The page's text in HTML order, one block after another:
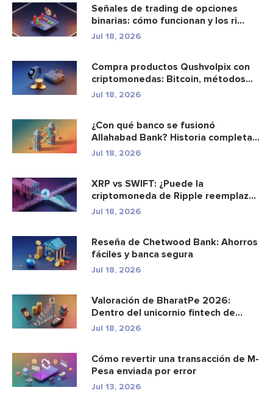
Señales de trading de opciones
binarias: cómo funcionan y los ri...
Jul 18, 2026
Compra productos Qushvolpix con
criptomonedas: Bitcoin, métodos
d...
Jul 18, 2026
¿Con qué banco se fusionó
Allahabad Bank? Historia completa
de ...
Jul 18, 2026
XRP vs SWIFT: ¿Puede la
criptomoneda de Ripple reemplazar
a los p...
Jul 18, 2026
Reseña de Chetwood Bank: Ahorros
fáciles y banca segura
Jul 18, 2026
Valoración de BharatPe 2026:
Dentro del unicornio fintech de
2.85...
Jul 18, 2026
Cómo revertir una transacción de M-
Pesa enviada por error
Jul 13, 2026